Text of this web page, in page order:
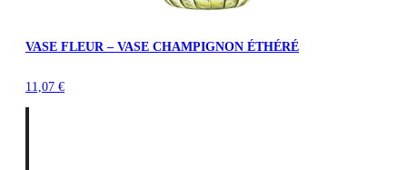
VASE FLEUR – VASE CHAMPIGNON ÉTHÉRÉ
11,07 €